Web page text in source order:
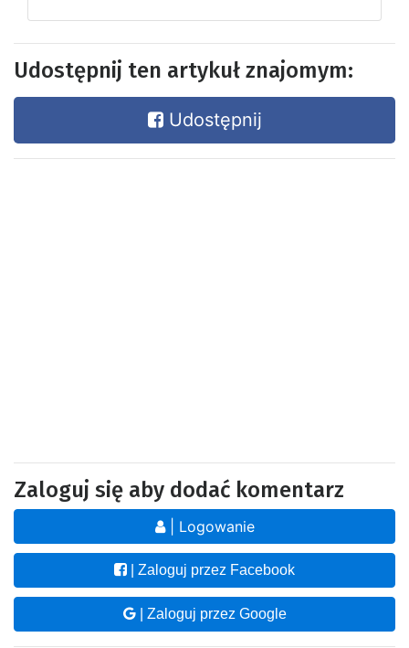
Udostępnij ten artykuł znajomym:
Udostępnij
Zaloguj się aby dodać komentarz
| Logowanie
| Zaloguj przez Facebook
| Zaloguj przez Google